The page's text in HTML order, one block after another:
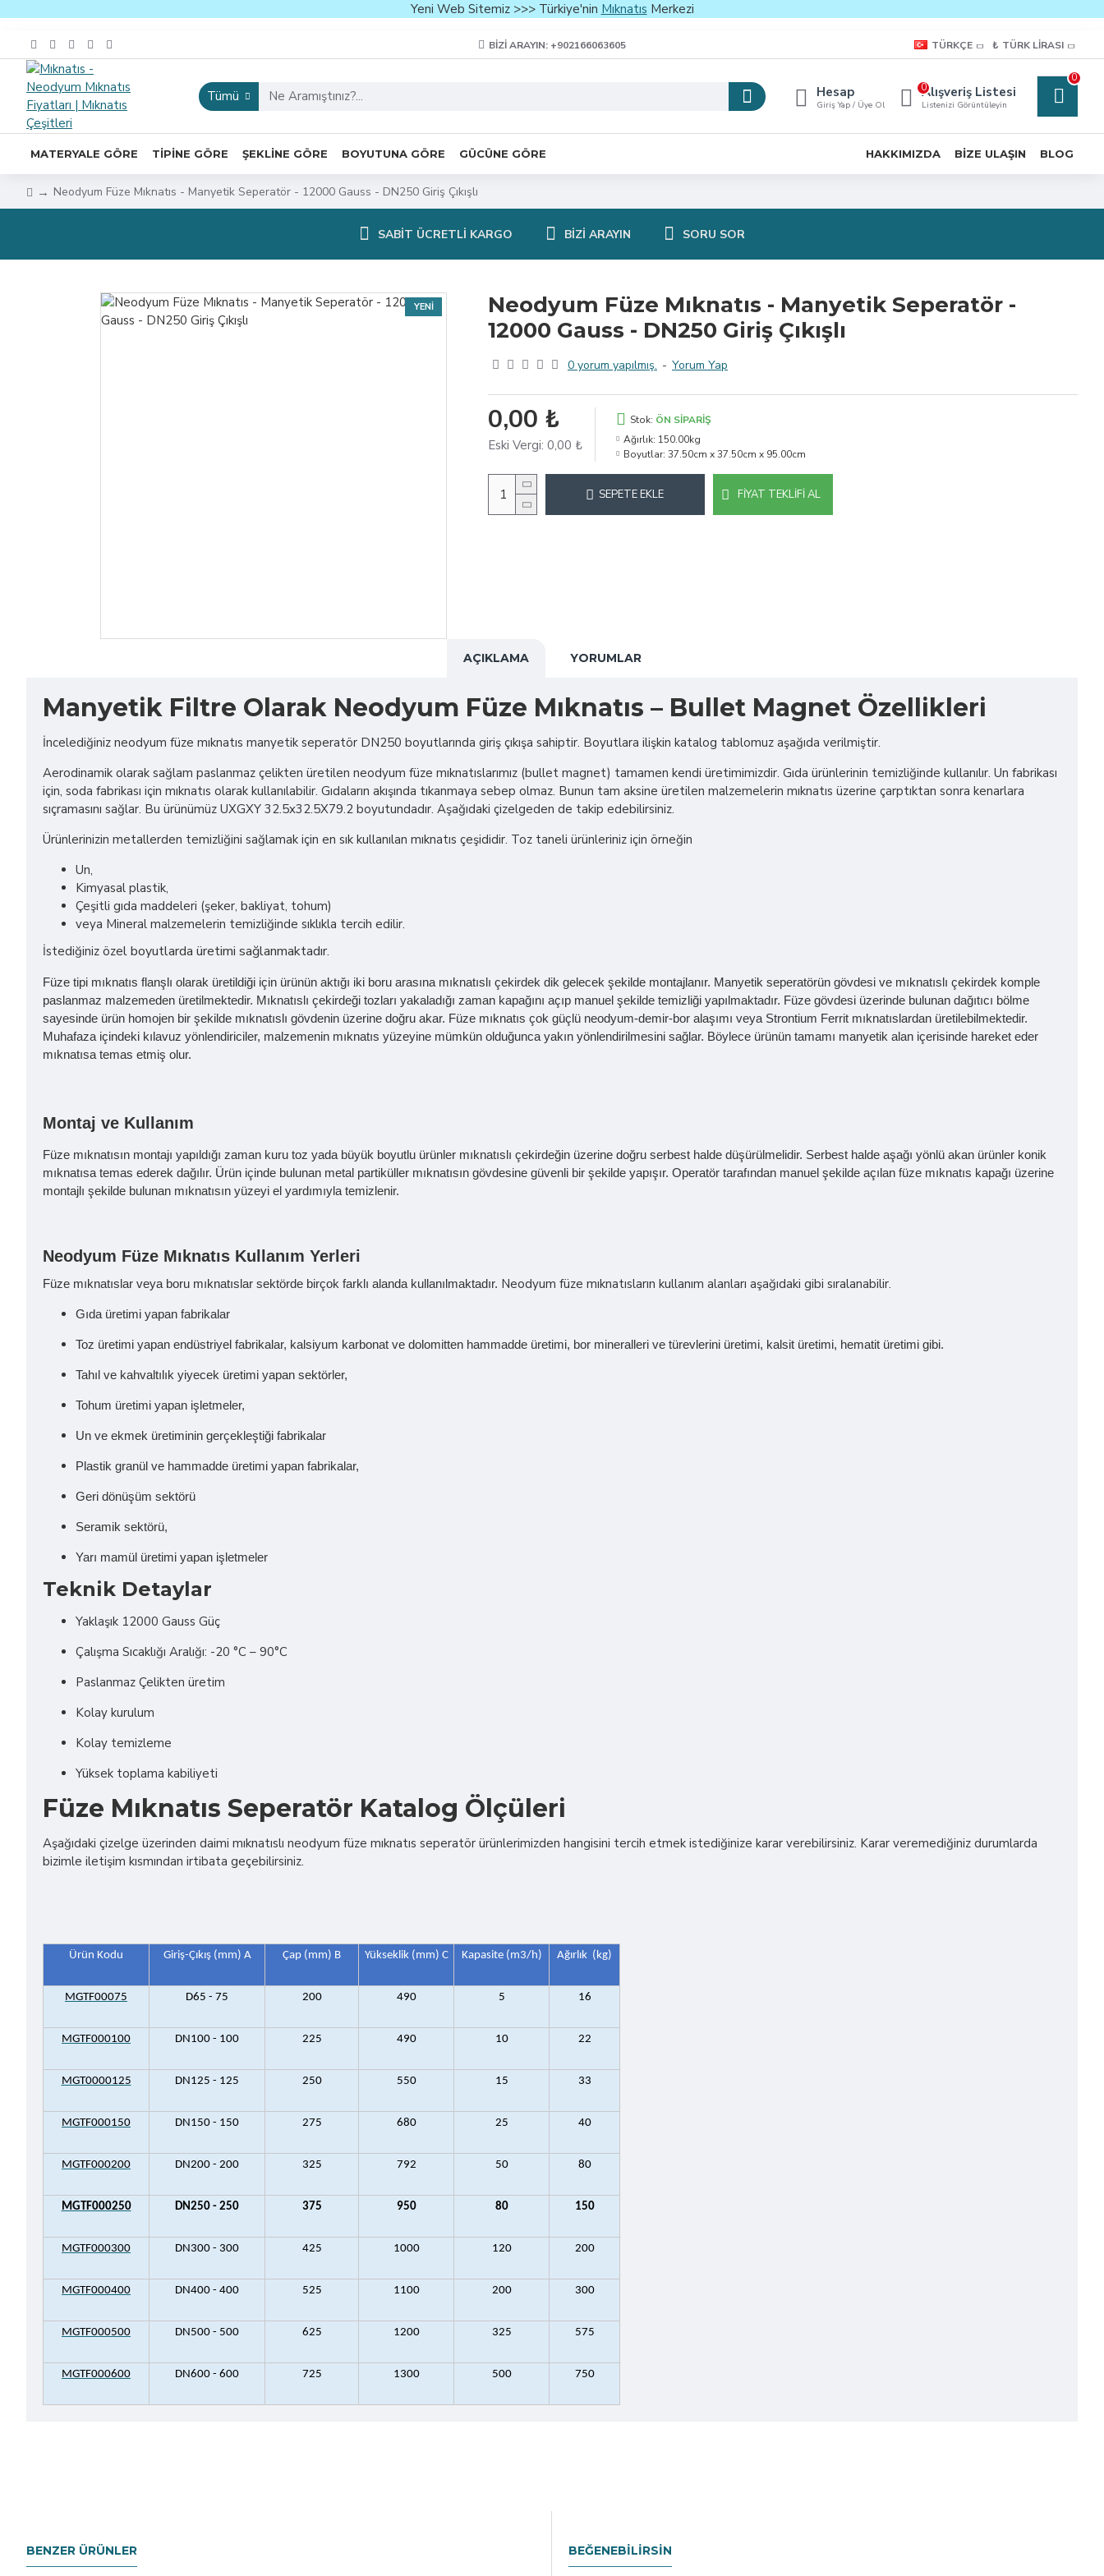
Yeni Web Sitemiz >>> Türkiye'nin Mıknatıs Merkezi
BIZI ARAYIN: +902166063605 TÜRKÇE ₺ TÜRK LIRASI
Tümü Hesap
Giriş Yap / Üye Ol
Alışveriş Listesi
Listenizi Görüntüleyin
0
0
MATERYALE GÖRE TIPINE GÖRE ŞEKLINE GÖRE BOYUTUNA GÖRE GÜCÜNE GÖRE HAKKIMIZDA BIZE ULAŞIN BLOG
Neodyum Füze Mıknatıs - Manyetik Seperatör - 12000 Gauss - DN250 Giriş Çıkışlı
SABIT ÜCRETLI KARGO BIZI ARAYIN SORU SOR
YENI
Neodyum Füze Mıknatıs - Manyetik Seperatör -
12000 Gauss - DN250 Giriş Çıkışlı
0 yorum yapılmış. - Yorum Yap
0,00 ₺
Eski Vergi: 0,00 ₺
Stok: ÖN SIPARIŞ
Ağırlık: 150.00kg
Boyutlar: 37.50cm x 37.50cm x 95.00cm
SEPETE EKLE FIYAT TEKLIFI AL
AÇIKLAMA YORUMLAR
Manyetik Filtre Olarak Neodyum Füze Mıknatıs – Bullet Magnet Özellikleri
İncelediğiniz neodyum füze mıknatıs manyetik seperatör DN250 boyutlarında giriş çıkışa sahiptir. Boyutlara ilişkin katalog tablomuz aşağıda verilmiştir.
Aerodinamik olarak sağlam paslanmaz çelikten üretilen neodyum füze mıknatıslarımız (bullet magnet) tamamen kendi üretimimizdir. Gıda ürünlerinin temizliğinde kullanılır. Un fabrikası
için, soda fabrikası için mıknatıs olarak kullanılabilir. Gıdaların akışında tıkanmaya sebep olmaz. Bunun tam aksine üretilen malzemelerin mıknatıs üzerine çarptıktan sonra kenarlara
sıçramasını sağlar. Bu ürünümüz UXGXY 32.5x32.5X79.2 boyutundadır. Aşağıdaki çizelgeden de takip edebilirsiniz.
Ürünlerinizin metallerden temizliğini sağlamak için en sık kullanılan mıknatıs çeşididir. Toz taneli ürünleriniz için örneğin
Un,
Kimyasal plastik,
Çeşitli gıda maddeleri (şeker, bakliyat, tohum)
veya Mineral malzemelerin temizliğinde sıklıkla tercih edilir.
İstediğiniz özel boyutlarda üretimi sağlanmaktadır.
Füze tipi mıknatıs flanşlı olarak üretildiği için ürünün aktığı iki boru arasına mıknatıslı çekirdek dik gelecek şekilde montajlanır. Manyetik seperatörün gövdesi ve mıknatıslı çekirdek komple
paslanmaz malzemeden üretilmektedir. Mıknatıslı çekirdeği tozları yakaladığı zaman kapağını açıp manuel şekilde temizliği yapılmaktadır. Füze gövdesi üzerinde bulunan dağıtıcı bölme
sayesinde ürün homojen bir şekilde mıknatıslı gövdenin üzerine doğru akar. Füze mıknatıs çok güçlü neodyum-demir-bor alaşımı veya Strontium Ferrit mıknatıslardan üretilebilmektedir.
Muhafaza içindeki kılavuz yönlendiriciler, malzemenin mıknatıs yüzeyine mümkün olduğunca yakın yönlendirilmesini sağlar. Böylece ürünün tamamı manyetik alan içerisinde hareket eder
mıknatısa temas etmiş olur.
Montaj ve Kullanım
Füze mıknatısın montajı yapıldığı zaman kuru toz yada büyük boyutlu ürünler mıknatıslı çekirdeğin üzerine doğru serbest halde düşürülmelidir. Serbest halde aşağı yönlü akan ürünler konik
mıknatısa temas ederek dağılır. Ürün içinde bulunan metal partiküller mıknatısın gövdesine güvenli bir şekilde yapışır. Operatör tarafından manuel şekilde açılan füze mıknatıs kapağı üzerine
montajlı şekilde bulunan mıknatısın yüzeyi el yardımıyla temizlenir.
Neodyum Füze Mıknatıs Kullanım Yerleri
Füze mıknatıslar veya boru mıknatıslar sektörde birçok farklı alanda kullanılmaktadır. Neodyum füze mıknatısların kullanım alanları aşağıdaki gibi sıralanabilir.
Gıda üretimi yapan fabrikalar
Toz üretimi yapan endüstriyel fabrikalar, kalsiyum karbonat ve dolomitten hammadde üretimi, bor mineralleri ve türevlerini üretimi, kalsit üretimi, hematit üretimi gibi.
Tahıl ve kahvaltılık yiyecek üretimi yapan sektörler,
Tohum üretimi yapan işletmeler,
Un ve ekmek üretiminin gerçekleştiği fabrikalar
Plastik granül ve hammadde üretimi yapan fabrikalar,
Geri dönüşüm sektörü
Seramik sektörü,
Yarı mamül üretimi yapan işletmeler
Teknik Detaylar
Yaklaşık 12000 Gauss Güç
Çalışma Sıcaklığı Aralığı: -20 °C – 90°C
Paslanmaz Çelikten üretim
Kolay kurulum
Kolay temizleme
Yüksek toplama kabiliyeti
Füze Mıknatıs Seperatör Katalog Ölçüleri
Aşağıdaki çizelge üzerinden daimi mıknatıslı neodyum füze mıknatıs seperatör ürünlerimizden hangisini tercih etmek istediğinize karar verebilirsiniz. Karar veremediğiniz durumlarda
bizimle iletişim kısmından irtibata geçebilirsiniz.
Ürün Kodu Giriş-Çıkış (mm) A Çap (mm) B Yükseklik (mm) C Kapasite (m3/h) Ağırlık (kg)
MGTF00075 D65 - 75 200 490 5 16
MGTF000100 DN100 - 100 225 490 10 22
MGT0000125 DN125 - 125 250 550 15 33
MGTF000150 DN150 - 150 275 680 25 40
MGTF000200 DN200 - 200 325 792 50 80
MGTF000250 DN250 - 250 375 950 80 150
MGTF000300 DN300 - 300 425 1000 120 200
MGTF000400 DN400 - 400 525 1100 200 300
MGTF000500 DN500 - 500 625 1200 325 575
MGTF000600 DN600 - 600 725 1300 500 750
BENZER ÜRÜNLER BEĞENEBILIRSIN